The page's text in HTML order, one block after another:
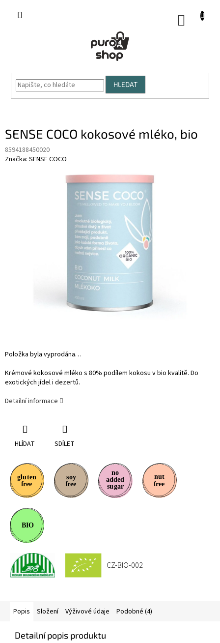
HLEDAT
SENSE COCO kokosové mléko, bio
8594188450020
Značka: SENSE COCO
Položka byla vyprodána…
Krémové kokosové mléko s 80% podílem kokosu v bio kvalitě. Do
exotických jídel i dezertů.
Detailní informace
HLÍDAT SDÍLET
CZ-BIO-002
Popis Složení Výživové údaje Podobné (4)
Detailní popis produktu